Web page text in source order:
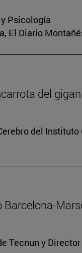
Psicología
El Diario
del
del
Tecnun y